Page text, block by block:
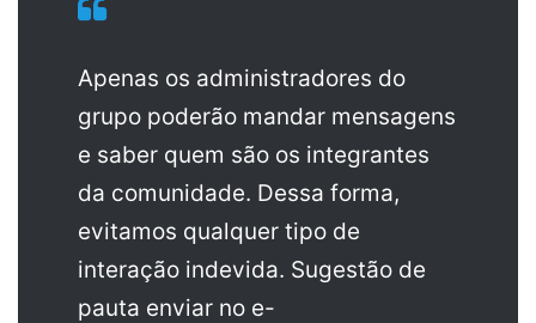
Apenas os administradores do
grupo poderão mandar mensagens
e saber quem são os integrantes
da comunidade. Dessa forma,
evitamos qualquer tipo de
interação indevida. Sugestão de
pauta enviar no e-